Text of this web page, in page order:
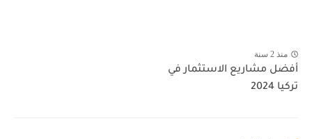
منذ 2 سنة
أفضل مشاريع الاستثمار في
تركيا 2024